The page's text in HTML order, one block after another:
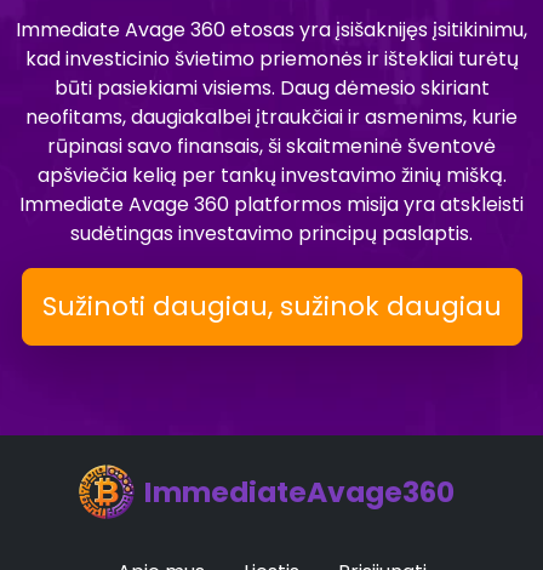
Immediate Avage 360 etosas yra įsišaknijęs įsitikinimu,
kad investicinio švietimo priemonės ir ištekliai turėtų
būti pasiekiami visiems. Daug dėmesio skiriant
neofitams, daugiakalbei įtraukčiai ir asmenims, kurie
rūpinasi savo finansais, ši skaitmeninė šventovė
apšviečia kelią per tankų investavimo žinių mišką.
Immediate Avage 360 platformos misija yra atskleisti
sudėtingas investavimo principų paslaptis.
Sužinoti daugiau, sužinok daugiau
ImmediateAvage360